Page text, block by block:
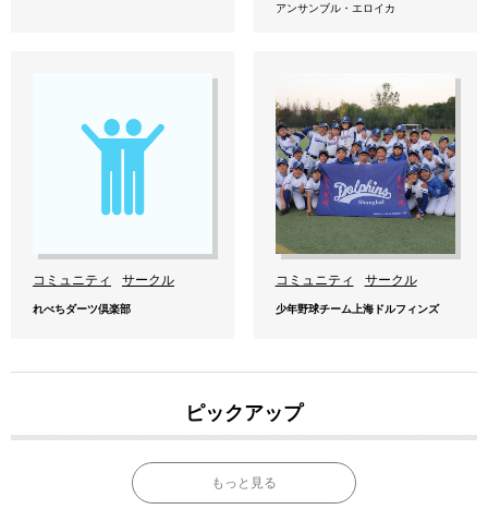
アンサンブル・エロイカ
コミュニティ サークル
れべちダーツ倶楽部
コミュニティ サークル
少年野球チーム上海ドルフィンズ
ピックアップ
もっと見る